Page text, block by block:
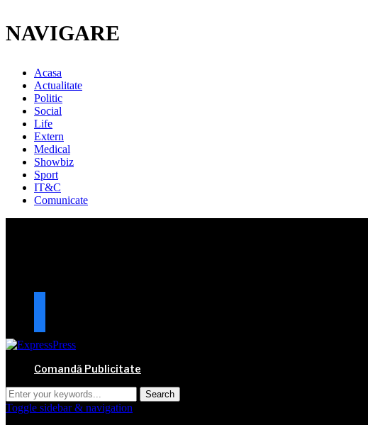
NAVIGARE
Acasa
Actualitate
Politic
Social
Life
Extern
Medical
Showbiz
Sport
IT&C
Comunicate
Comandă Publicitate
Toggle sidebar & navigation